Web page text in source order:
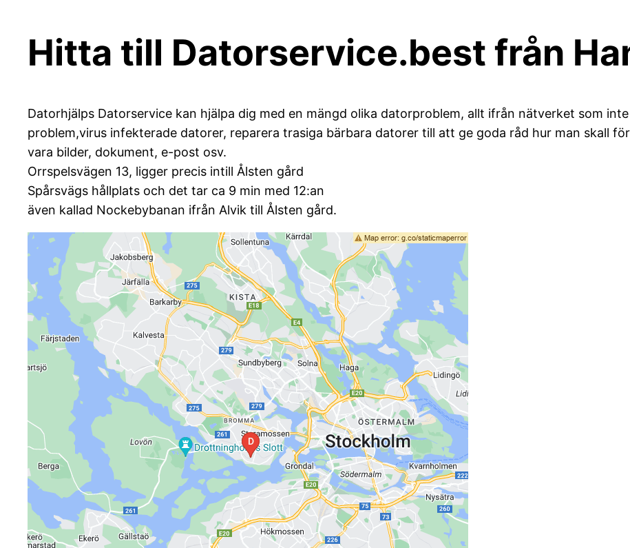
Hitta till Datorservice.best från
Datorhjälps Datorservice kan hjälpa dig med en mängd olika datorproblem, allt ifrån nätverket som
problem,virus infekterade datorer, reparera trasiga bärbara datorer till att ge goda råd hur man skall
vara bilder, dokument, e-post osv.
Orrspelsvägen 13, ligger precis intill Ålsten gård
Spårsvägs hållplats och det tar ca 9 min med 12:an
även kallad Nockebybanan ifrån Alvik till Ålsten gård.